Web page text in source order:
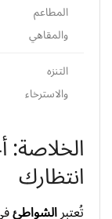
المطاعم
والمقاهي
التنزه
والاسترخاء
انتظارك
تُعتبرالشواطئ